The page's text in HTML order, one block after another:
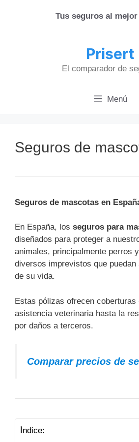
Tus seguros al
Prisert
El comparador de
Menú
Seguros de
Seguros de mascotas en
En España, los seguros para
diseñados para proteger a
animales, principalmente perros
diversos imprevistos que
de su vida.
Estas pólizas ofrecen coberturas
asistencia veterinaria hasta la
por daños a terceros.
Comparar precios de
Índice: